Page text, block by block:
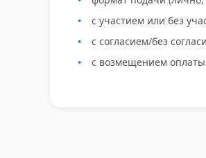
с участием или без
с согласием/без
с возмещением